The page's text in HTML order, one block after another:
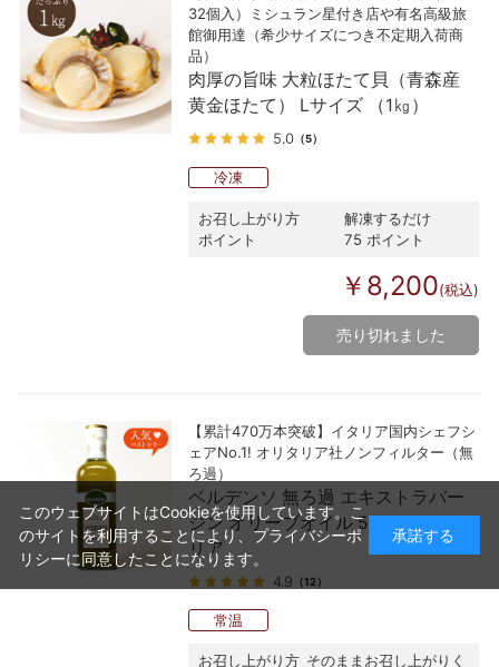
32個入）ミシュラン星付き店や有名高級旅
館御用達（希少サイズにつき不定期入荷商
品）
肉厚の旨味 大粒ほたて貝（青森産
黄金ほたて） Lサイズ （1㎏）
5.0 （5）
冷凍
お召し上がり方
解凍するだけ
ポイント
75 ポイント
￥8,200(税込)
売り切れました
【累計470万本突破】イタリア国内シェフシ
ェアNo.1! オリタリア社ノンフィルター（無
ろ過）
ベルデンソ 無ろ過 エキストラバー
ジン オリーブオイル 500ml オリタ
リア
4.9 （12）
常温
お召し上がり方 そのままお召し上がりく
このウェブサイトはCookieを使用しています。こ
のサイトを利用することにより、 プライバシーポ
リシーに同意したことになります。
承諾する